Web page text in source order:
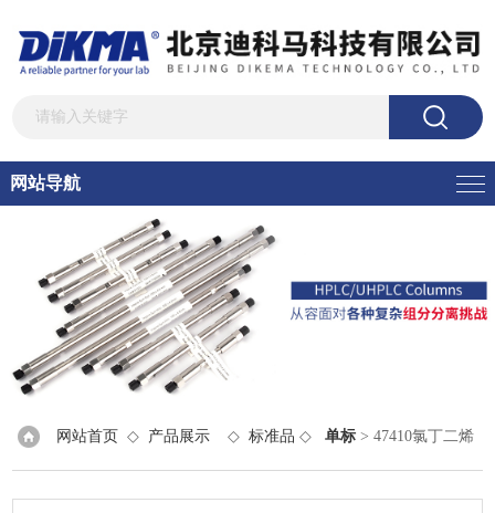
网站导航
网站首页 ◇ 产品展示 ◇标准品 ◇单标 > 47410氯丁二烯
[126-99-8] 2-Chloro-1,3-butadiene 5000 μg/mL在甲醇中，1 mL